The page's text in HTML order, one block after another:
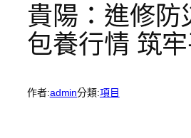
貴陽：進修防
包養行情 筑
作者:admin分類:項目